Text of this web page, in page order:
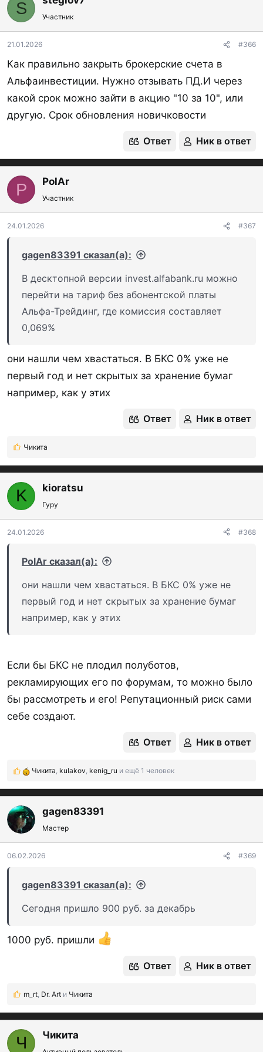
и
и
:
S Участник
21.01.2026 #366
Как правильно закрыть брокерские счета в
Альфаинвестиции. Нужно отзывать ПД.И через
какой срок можно зайти в акцию "10 за 10", или
другую. Срок обновления новичковости
Ответ Ник в ответ
P PolAr
Участник
24.01.2026 #367
gagen83391 сказал(а):
В десктопной версии invest.alfabank.ru можно
перейти на тариф без абонентской платы
Альфа-Трейдинг, где комиссия составляет
0,069%
они нашли чем хвастаться. В БКС 0% уже не
первый год и нет скрытых за хранение бумаг
например, как у этих
Ответ Ник в ответ
Р
а
к
и
и
:
Чикита
K kioratsu
Гуру
24.01.2026 #368
PolAr сказал(а):
они нашли чем хвастаться. В БКС 0% уже не
первый год и нет скрытых за хранение бумаг
например, как у этих
Если бы БКС не плодил полуботов,
рекламирующих его по форумам, то можно было
бы рассмотреть и его! Репутационный риск сами
себе создают.
Ответ Ник в ответ
Р
е
а
к
ц
и
и
:
Чикита, kulakov, kenig_ru и ещё 1 человек
gagen83391
Мастер
06.02.2026 #369
gagen83391 сказал(а):
Сегодня пришло 900 руб. за декабрь
1000 руб. пришли
Ответ Ник в ответ
Р
а
к
m_rt Dr. Art и Чикита
Ч Чикита